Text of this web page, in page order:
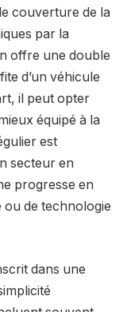
couverture de la
par la
offre une double
d’un véhicule
il peut opter
équipé à la
est
secteur en
progresse en
ou de technologie
dans une